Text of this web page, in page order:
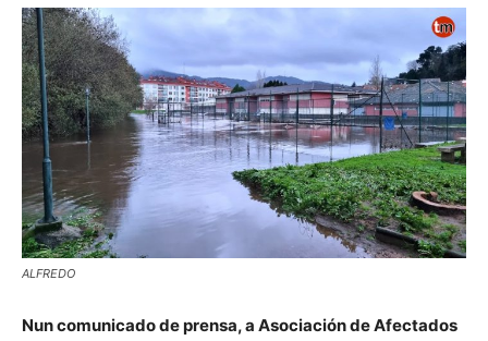
ALFREDO
Nun comunicado de prensa, a Asociación de Afectados